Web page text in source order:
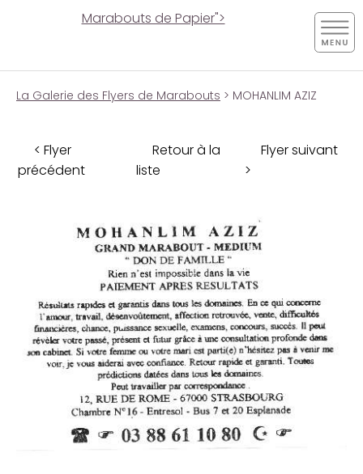
Marabouts de Papier">
La Galerie des Flyers de Marabouts > MOHANLIM AZIZ
< Flyer
précédent
Retour à la
liste
Flyer suivant
>